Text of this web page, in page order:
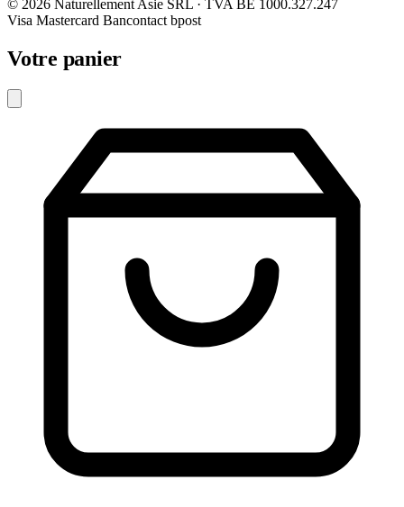
© 2026 Naturellement Asie SRL · TVA BE 1000.327.247
Visa Mastercard Bancontact bpost
Votre panier